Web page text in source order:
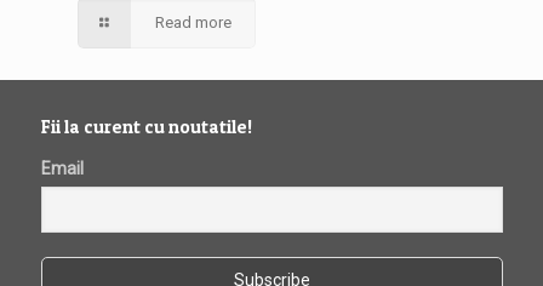
Read more
Fii la curent cu noutatile!
Email